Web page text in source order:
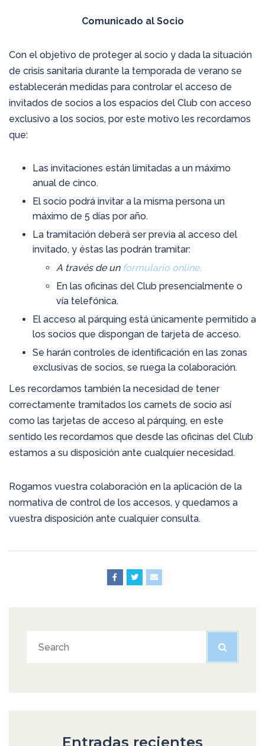
Comunicado al Socio
Con el objetivo de proteger al socio y dada la situación
de crisis sanitaria durante la temporada de verano se
establecerán medidas para controlar el acceso de
invitados de socios a los espacios del Club con acceso
exclusivo a los socios, por este motivo les recordamos
que:
Las invitaciones están limitadas a un máximo
anual de cinco.
El socio podrá invitar a la misma persona un
máximo de 5 días por año.
La tramitación deberá ser previa al acceso del
invitado, y éstas las podrán tramitar:
A través de unformulario online.
En las oficinas del Club presencialmente o
vía telefónica.
El acceso al párquing está únicamente permitido a
los socios que dispongan de tarjeta de acceso.
Se harán controles de identificación en las zonas
exclusivas de socios, se ruega la colaboración.
Les recordamos también la necesidad de tener
correctamente tramitados los carnets de socio así
como las tarjetas de acceso al párquing, en este
sentido les recordamos que desde las oficinas del Club
estamos a su disposición ante cualquier necesidad.
Rogamos vuestra colaboración en la aplicación de la
normativa de control de los accesos, y quedamos a
vuestra disposición ante cualquier consulta.
Entradas recientes